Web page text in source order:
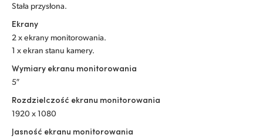
Stała przysłona.
Ekrany
2 x ekrany monitorowania.
1 x ekran stanu kamery.
Wymiary ekranu monitorowania
5″
Rozdzielczość ekranu monitorowania
1920 x 1080
Jasność ekranu monitorowania